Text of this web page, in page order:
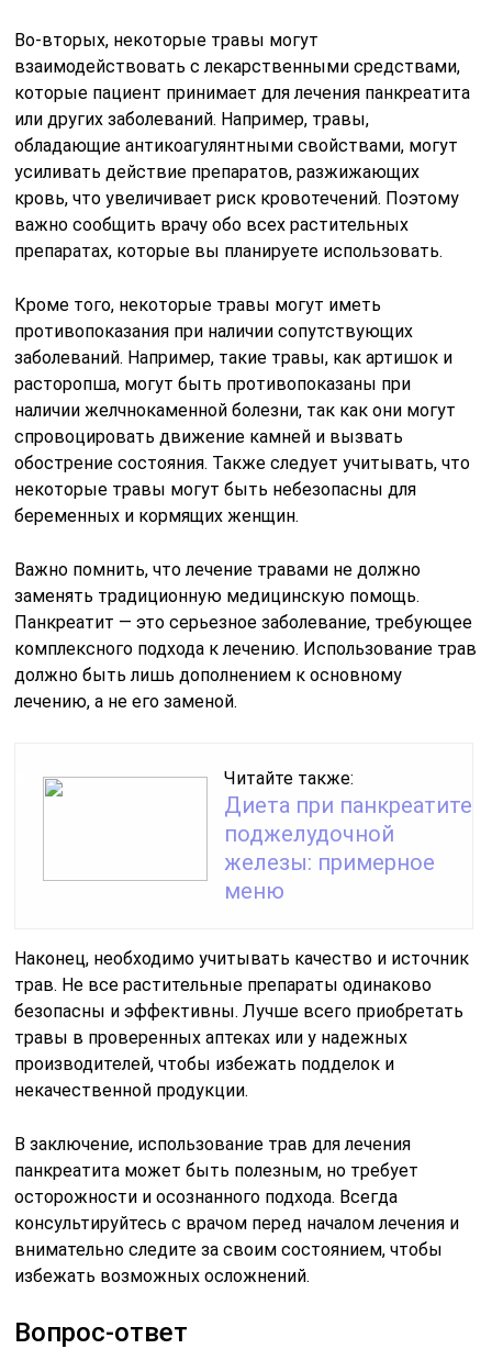
Во-вторых, некоторые травы могут
взаимодействовать с лекарственными средствами,
которые пациент принимает для лечения панкреатита
или других заболеваний. Например, травы,
обладающие антикоагулянтными свойствами, могут
усиливать действие препаратов, разжижающих
кровь, что увеличивает риск кровотечений. Поэтому
важно сообщить врачу обо всех растительных
препаратах, которые вы планируете использовать.
Кроме того, некоторые травы могут иметь
противопоказания при наличии сопутствующих
заболеваний. Например, такие травы, как артишок и
расторопша, могут быть противопоказаны при
наличии желчнокаменной болезни, так как они могут
спровоцировать движение камней и вызвать
обострение состояния. Также следует учитывать, что
некоторые травы могут быть небезопасны для
беременных и кормящих женщин.
Важно помнить, что лечение травами не должно
заменять традиционную медицинскую помощь.
Панкреатит — это серьезное заболевание, требующее
комплексного подхода к лечению. Использование трав
должно быть лишь дополнением к основному
лечению, а не его заменой.
Читайте также:
Диета при панкреатите
поджелудочной
железы: примерное
меню
Наконец, необходимо учитывать качество и источник
трав. Не все растительные препараты одинаково
безопасны и эффективны. Лучше всего приобретать
травы в проверенных аптеках или у надежных
производителей, чтобы избежать подделок и
некачественной продукции.
В заключение, использование трав для лечения
панкреатита может быть полезным, но требует
осторожности и осознанного подхода. Всегда
консультируйтесь с врачом перед началом лечения и
внимательно следите за своим состоянием, чтобы
избежать возможных осложнений.
Вопрос-ответ